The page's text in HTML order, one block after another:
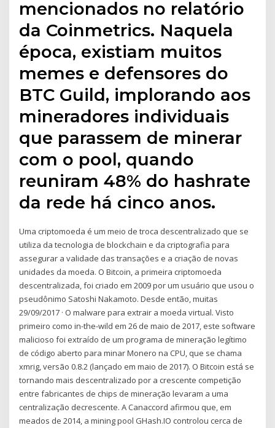
mencionados no relatório
da Coinmetrics. Naquela
época, existiam muitos
memes e defensores do
BTC Guild, implorando aos
mineradores individuais
que parassem de minerar
com o pool, quando
reuniram 48% do hashrate
da rede há cinco anos.
Uma criptomoeda é um meio de troca descentralizado que se
utiliza da tecnologia de blockchain e da criptografia para
assegurar a validade das transações e a criação de novas
unidades da moeda. O Bitcoin, a primeira criptomoeda
descentralizada, foi criado em 2009 por um usuário que usou o
pseudônimo Satoshi Nakamoto. Desde então, muitas
29/09/2017 · O malware para extrair a moeda virtual. Visto
primeiro como in-the-wild em 26 de maio de 2017, este software
malicioso foi extraído de um programa de mineração legítimo
de código aberto para minar Monero na CPU, que se chama
xmrig, versão 0.8.2 (lançado em maio de 2017). O Bitcoin está se
tornando mais descentralizado por a crescente competição
entre fabricantes de chips de mineração levaram a uma
centralização decrescente. A Canaccord afirmou que, em
meados de 2014, a mining pool GHash.IO controlou cerca de